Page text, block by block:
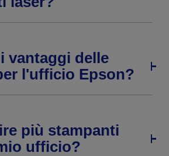
vantaggi delle
l'ufficio Epson?
più stampanti
ufficio?